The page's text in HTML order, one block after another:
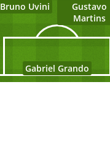
Bruno Uvini
Gustavo
Martins
Gabriel Grando